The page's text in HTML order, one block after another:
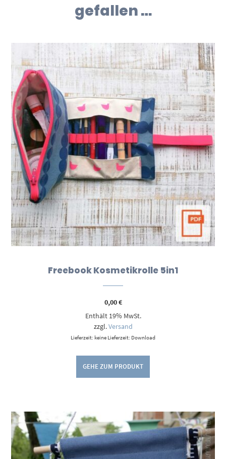
gefallen …
Freebook Kosmetikrolle 5in1
0,00€
Enthält 19% MwSt.
zzgl.Versand
Lieferzeit: keine Lieferzeit: Download
GEHE ZUM PRODUKT